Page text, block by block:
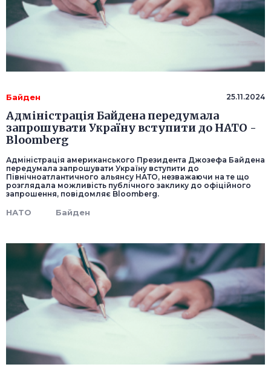
Байден 25.11.2024
Адміністрація Байдена передумала
запрошувати Україну вступити до НАТО -
Bloomberg
Адміністрація американського Президента Джозефа Байдена
передумала запрошувати Україну вступити до
Північноатлантичного альянсу НАТО, незважаючи на те що
розглядала можливість публічного заклику до офіційного
запрошення, повідомляє Bloomberg.
НАТО Байден